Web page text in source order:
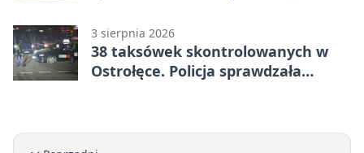
3 sierpnia 2026
38 taksówek skontrolowanych w
Ostrołęce. Policja sprawdzała